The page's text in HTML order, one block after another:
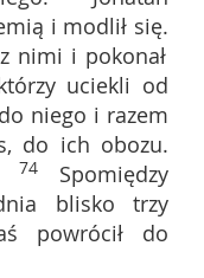
i modlił się.
nimi i pokonał
uciekli od
niego i razem
do ich obozu.
74 Spomiędzy
blisko trzy
powrócił do